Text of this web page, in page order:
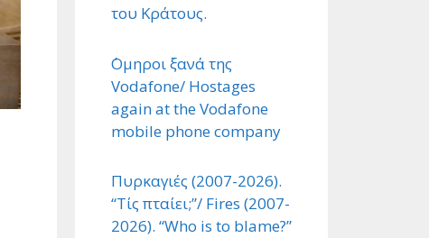
του Κράτους.
΄Ομηροι ξανά της
Vodafone/ Hostages
again at the Vodafone
mobile phone company
Πυρκαγιές (2007-2026).
“Τίς πταίει;”/ Fires (2007-
2026). “Who is to blame?”